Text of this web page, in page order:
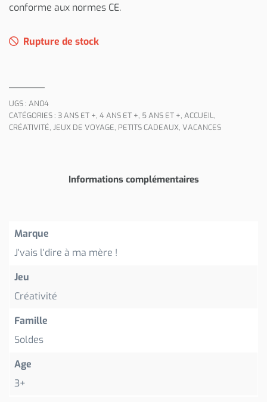
conforme aux normes CE.
Rupture de stock
UGS : AN04
CATÉGORIES : 3 ANS ET +, 4 ANS ET +, 5 ANS ET +, ACCUEIL,
CRÉATIVITÉ, JEUX DE VOYAGE, PETITS CADEAUX, VACANCES
Informations complémentaires
Marque
J'vais l'dire à ma mère !
Jeu
Créativité
Famille
Soldes
Age
3+